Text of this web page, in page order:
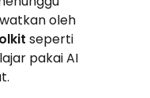
oleh
seperti
pakai AI